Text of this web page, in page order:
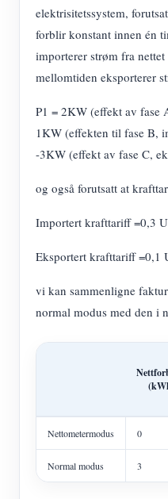
elektrisitetssystem,
forblir konstant innen én
importerer strøm fra
mellomtiden eksporterer
P1 = 2KW (effekt av fase
1KW (effekten til fase B,
-3KW (effekt av fase C,
og også forutsatt at
Importert krafttariff =0,3
Eksportert krafttariff =0,1
vi kan sammenligne
normal modus med den i
Nettometermodus 0
Normal modus 3